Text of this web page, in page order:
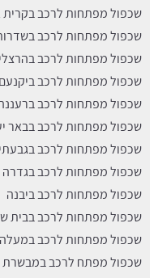
שכפול מפתחות לרכב
שכפול מפתחות לרכב
שכפול מפתחות לרכב
שכפול מפתחות לרכב ביקנעם
שכפול מפתחות לרכב
שכפול מפתחות לרכב בבאר
שכפול מפתחות לרכב
שכפול מפתחות לרכב בגדרה
שכפול מפתחות לרכב ביבנה
שכפול מפתחות לרכב בבית
שכפול מפתחות לרכב
שכפול מפתח לרכב במבשרת